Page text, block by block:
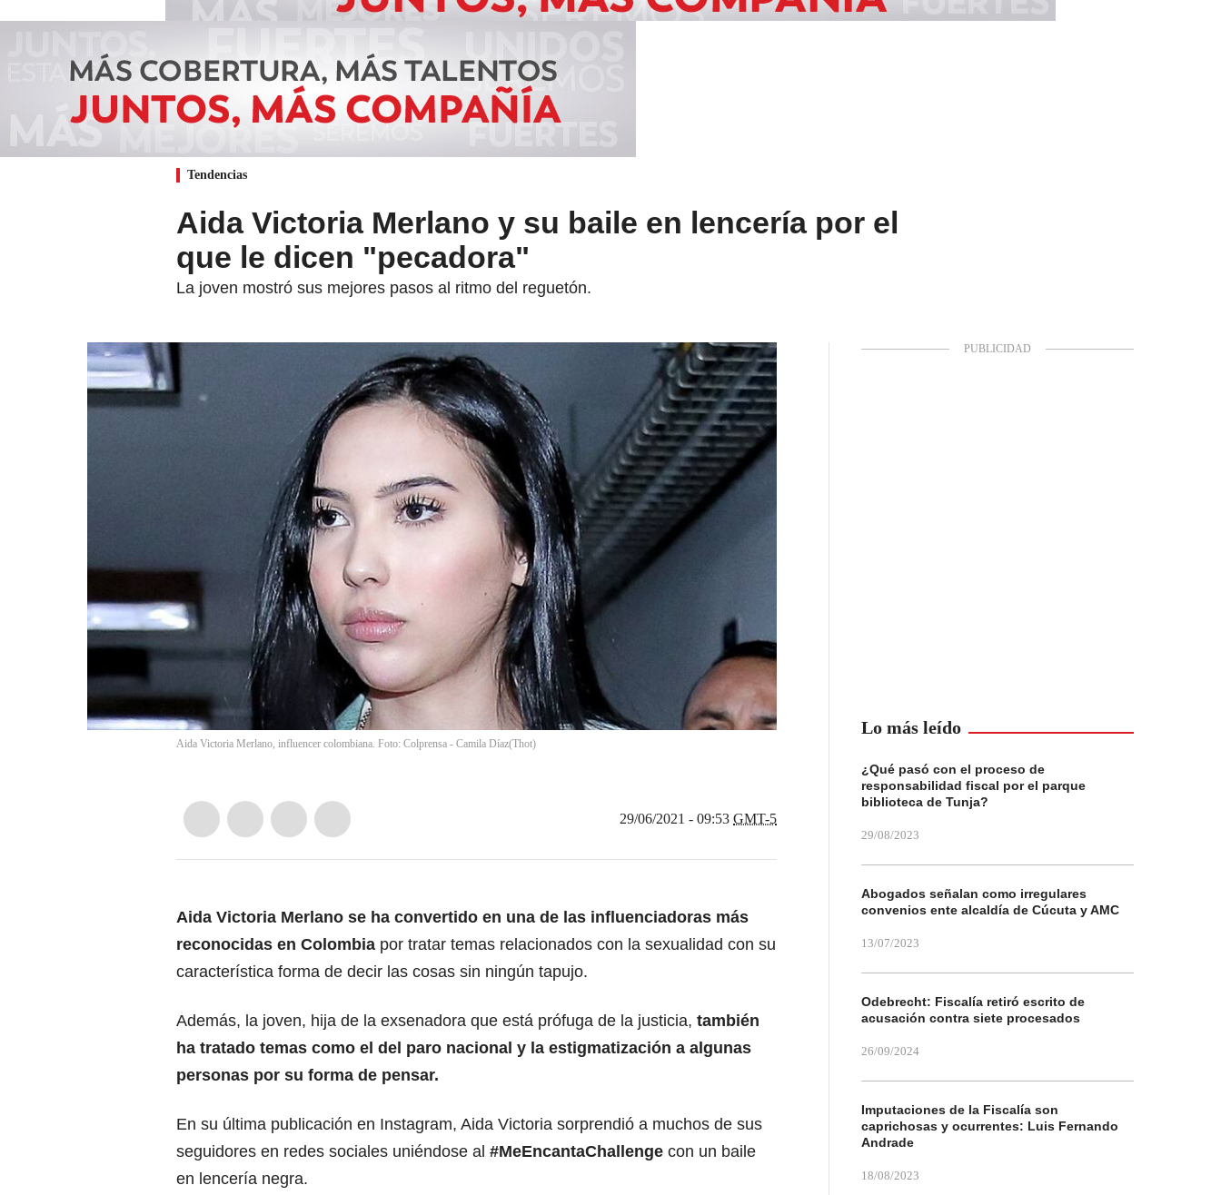
Tendencias
Aida Victoria Merlano y su baile en lencería por el
que le dicen "pecadora"
La joven mostró sus mejores pasos al ritmo del reguetón.
Aida Victoria Merlano, influencer colombiana. Foto: Colprensa - Camila Díaz(Thot)
29/06/2021 - 09:53 GMT-5
Aida Victoria Merlano se ha convertido en una de las influenciadoras más
reconocidas en Colombia por tratar temas relacionados con la sexualidad con su
característica forma de decir las cosas sin ningún tapujo.
Además, la joven, hija de la exsenadora que está prófuga de la justicia, también
ha tratado temas como el del paro nacional y la estigmatización a algunas
personas por su forma de pensar.
En su última publicación en Instagram, Aida Victoria sorprendió a muchos de sus
seguidores en redes sociales uniéndose al #MeEncantaChallenge con un baile
en lencería negra.
Lo más leído
¿Qué pasó con el proceso de
responsabilidad fiscal por el parque
biblioteca de Tunja?
29/08/2023
Abogados señalan como irregulares
convenios ente alcaldía de Cúcuta y AMC
13/07/2023
Odebrecht: Fiscalía retiró escrito de
acusación contra siete procesados
26/09/2024
Imputaciones de la Fiscalía son
caprichosas y ocurrentes: Luis Fernando
Andrade
18/08/2023